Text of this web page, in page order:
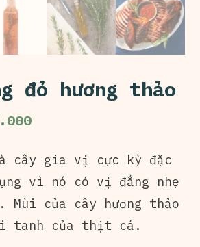
đỏ hương thảo
cây gia vị cực kỳ đặc
vì nó có vị đắng nhẹ
Mùi của cây hương thảo
tanh của thịt cá.